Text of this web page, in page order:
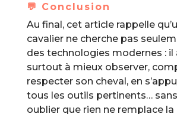
💬 Conclusion
Au final, cet article rappelle
cavalier ne cherche pas
des technologies modernes : il
surtout à mieux observer,
respecter son cheval, en
tous les outils pertinents…
oublier que rien ne remplace